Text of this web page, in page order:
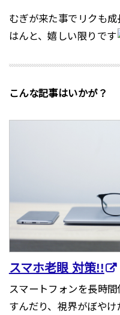
むぎが来た事でリクも
はんと、嬉しい限りです
こんな記事はいかが？
スマホ老眼 対策!!
スマートフォンを長時
すんだり、視界がぼや